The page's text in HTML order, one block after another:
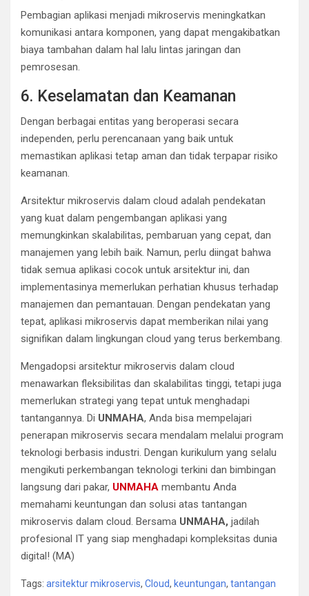
Pembagian aplikasi menjadi mikroservis meningkatkan
komunikasi antara komponen, yang dapat mengakibatkan
biaya tambahan dalam hal lalu lintas jaringan dan
pemrosesan.
6. Keselamatan dan Keamanan
Dengan berbagai entitas yang beroperasi secara
independen, perlu perencanaan yang baik untuk
memastikan aplikasi tetap aman dan tidak terpapar risiko
keamanan.
Arsitektur mikroservis dalam cloud adalah pendekatan
yang kuat dalam pengembangan aplikasi yang
memungkinkan skalabilitas, pembaruan yang cepat, dan
manajemen yang lebih baik. Namun, perlu diingat bahwa
tidak semua aplikasi cocok untuk arsitektur ini, dan
implementasinya memerlukan perhatian khusus terhadap
manajemen dan pemantauan. Dengan pendekatan yang
tepat, aplikasi mikroservis dapat memberikan nilai yang
signifikan dalam lingkungan cloud yang terus berkembang.
Mengadopsi arsitektur mikroservis dalam cloud
menawarkan fleksibilitas dan skalabilitas tinggi, tetapi juga
memerlukan strategi yang tepat untuk menghadapi
tantangannya. Di UNMAHA, Anda bisa mempelajari
penerapan mikroservis secara mendalam melalui program
teknologi berbasis industri. Dengan kurikulum yang selalu
mengikuti perkembangan teknologi terkini dan bimbingan
langsung dari pakar, UNMAHA membantu Anda
memahami keuntungan dan solusi atas tantangan
mikroservis dalam cloud. Bersama UNMAHA, jadilah
profesional IT yang siap menghadapi kompleksitas dunia
digital! (MA)
Tags: arsitektur mikroservis, Cloud, keuntungan, tantangan